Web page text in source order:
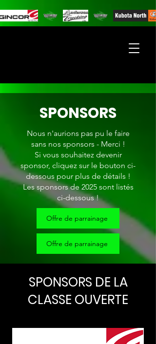
SPONSORS
Nous n'aurions pas pu le faire
sans nos sponsors - Merci !
Si vous souhaitez devenir
sponsor, cliquez sur le bouton ci-
dessous pour plus de détails !
Les sponsors de 2025 sont listés
ci-dessous !
Offre de parrainage
Offre de parrainage
SPONSORS DE LA
CLASSE OUVERTE